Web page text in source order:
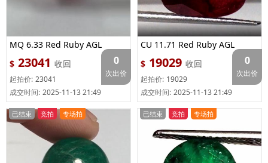
MQ 6.33 Red Ruby AGL
$ 23041 收回
起拍价: 23041
成交时间: 2025-11-13 21:49
0
次出价
CU 11.71 Red Ruby AGL
$ 19029 收回
起拍价: 19029
成交时间: 2025-11-13 21:49
0
次出价
已结束 竞拍 专场拍 已结束 竞拍 专场拍